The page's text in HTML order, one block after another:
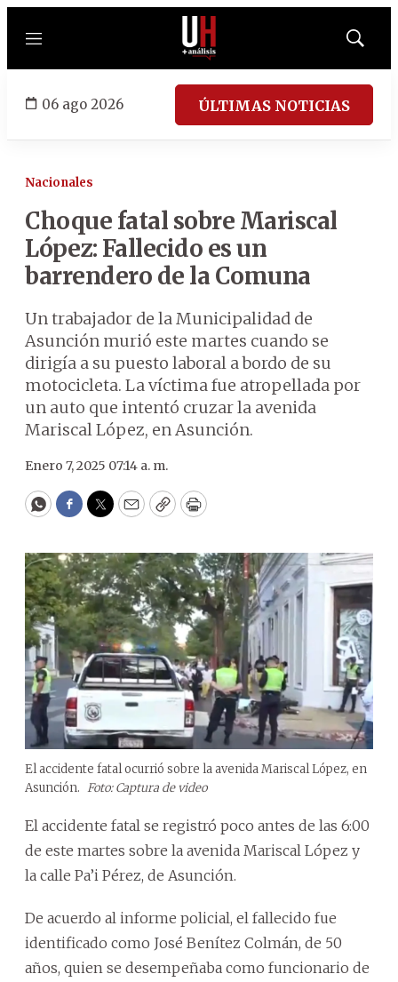
Menú
Mostrar
06 ago 2026 ÚLTIMAS NOTICIAS
Nacionales
Choque fatal sobre Mariscal
López: Fallecido es un
barrendero de la Comuna
Un trabajador de la Municipalidad de
Asunción murió este martes cuando se
dirigía a su puesto laboral a bordo de su
motocicleta. La víctima fue atropellada por
un auto que intentó cruzar la avenida
Mariscal López, en Asunción.
Enero 7, 2025 07:14 a. m.
WhatsApp
Facebook
Twitter
EmailCopyPrint
El accidente fatal ocurrió sobre la avenida Mariscal López, en
Asunción. Foto: Captura de video
El accidente fatal se registró poco antes de las 6:00
de este martes sobre la avenida Mariscal López y
la calle Pa’i Pérez, de Asunción.
De acuerdo al informe policial, el fallecido fue
identificado como José Benítez Colmán, de 50
años, quien se desempeñaba como funcionario de